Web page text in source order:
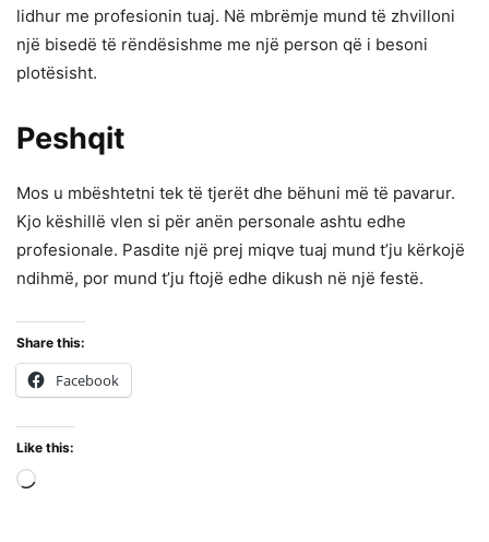
lidhur me profesionin tuaj. Në mbrëmje mund të zhvilloni
një bisedë të rëndësishme me një person që i besoni
plotësisht.
Peshqit
Mos u mbështetni tek të tjerët dhe bëhuni më të pavarur.
Kjo këshillë vlen si për anën personale ashtu edhe
profesionale. Pasdite një prej miqve tuaj mund t’ju kërkojë
ndihmë, por mund t’ju ftojë edhe dikush në një festë.
Share this:
Facebook
Like this: